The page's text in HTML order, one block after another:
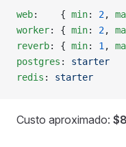
web:    { min: 2,
worker: { min: 2,
reverb: { min: 1 ,
postgres : starter
redis : starter
Custo aproximado: